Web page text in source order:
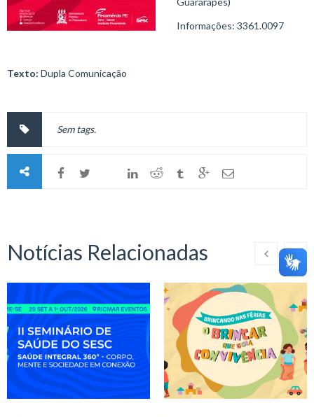
Informações: 3361.0097
Texto: Dupla Comunicação
Sem tags.
Notícias Relacionadas